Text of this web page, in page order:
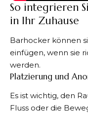
So integrieren
in Ihr Zuhause
Barhocker können
einfügen, wenn sie
werden.
Platzierung und
Es ist wichtig, den
Fluss oder die